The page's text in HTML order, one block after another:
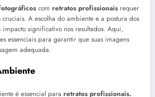
com retratos profissionais requer
cruciais. A escolha do ambiente e a postura dos
significativo nos resultados. Aqui,
essenciais para garantir que suas imagens
adequada.
é essencial para retratos profissionais.